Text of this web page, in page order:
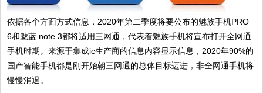
依据各个方面方式信息，2020年第二季度将要公布的魅族手机PRO
6和魅蓝 note 3都将适用三网通，代表着魅族手机将宣布打开全网通
手机时期。来源于集成ic生产商的信息内容显示信息，2020年90%的
国产智能手机都是刚开始朝三网通的总体目标迈进，非全网通手机将
慢慢消退。